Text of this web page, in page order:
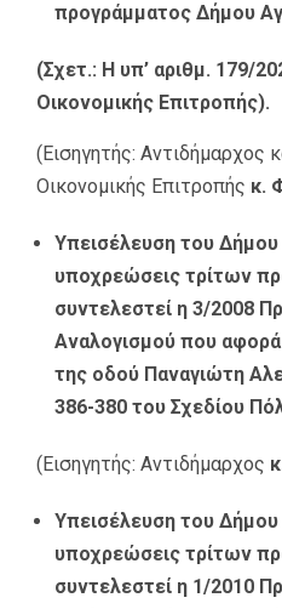
προγράμματος Δήμου
(Σχετ.: Η υπ’ αριθμ. 179/
Οικονομικής Επιτροπής).
(Εισηγητής: Αντιδήμαρχος
Οικονομικής Επιτροπής κ.
Υπεισέλευση του Δήμου
υποχρεώσεις τρίτων
συντελεστεί η 3/2008
Αναλογισμού που
της οδού Παναγιώτη
386-380 του Σχεδίου
(Εισηγητής: Αντιδήμαρχος
Υπεισέλευση του Δήμου
υποχρεώσεις τρίτων
συντελεστεί η 1/2010